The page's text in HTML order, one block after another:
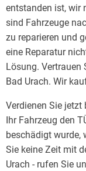
entstanden ist, wir
sind Fahrzeuge
zu reparieren und
eine Reparatur
Lösung. Vertrauen
Bad Urach. Wir
Verdienen Sie jetzt
Ihr Fahrzeug den
beschädigt wurde,
Sie keine Zeit mit
Urach - rufen Sie